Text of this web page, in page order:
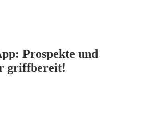
Prospekte und
griffbereit!